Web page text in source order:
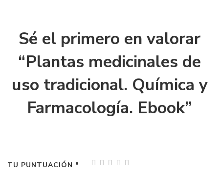
Sé el primero en valorar
“Plantas medicinales de
uso tradicional. Química y
Farmacología. Ebook”
TU PUNTUACIÓN *